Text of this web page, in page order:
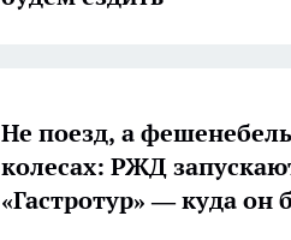
Не поезд, а
колесах: РЖД
«Гастротур» — куда он